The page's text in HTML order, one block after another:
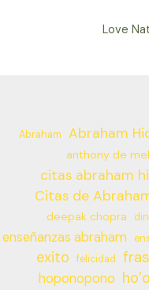
Love
Abraham Abraham
anthony de
citas abraham
Citas de
deepak chopra
enseñanzas abraham
exito felicidad
hoponopono